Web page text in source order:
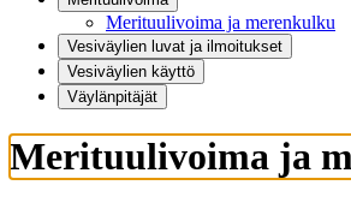
Merituulivoima ja merenkulku
Vesiväylien luvat ja ilmoitukset
Vesiväylien käyttö
Väylänpitäjät
Merituulivoima ja